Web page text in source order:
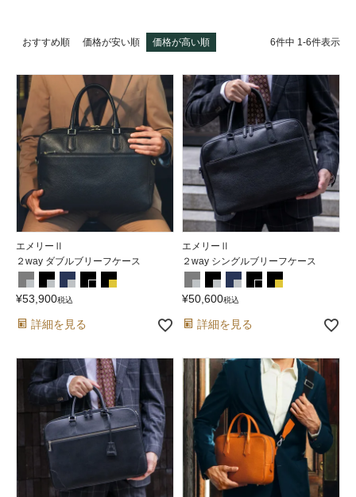
おすすめ順 価格が安い順 価格が高い順 6件中 1 -6件表示
エメリーⅡ
２way ダブルブリーフケース
¥53,900税込
詳細を見る
エメリーⅡ
２way シングルブリーフケース
¥50,600税込
詳細を見る